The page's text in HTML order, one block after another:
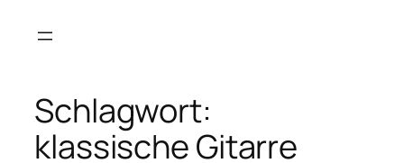
Inhalt
Schlagwort:
klassische Gitarre